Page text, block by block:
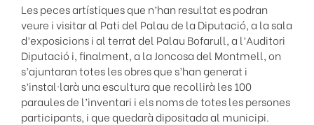
Les peces artístiques que n’han resultat es podran
veure i visitar al Pati del Palau de la Diputació, a la sala
d’exposicions i al terrat del Palau Bofarull, a l’Auditori
Diputació i, finalment, a la Joncosa del Montmell, on
s’ajuntaran totes les obres que s’han generat i
s’instal·larà una escultura que recollirà les 100
paraules de l’inventari i els noms de totes les persones
participants, i que quedarà dipositada al municipi.